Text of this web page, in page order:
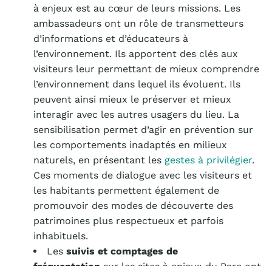
à enjeux est au cœur de leurs missions. Les
ambassadeurs ont un rôle de transmetteurs
d’informations et d’éducateurs à
l’environnement. Ils apportent des clés aux
visiteurs leur permettant de mieux comprendre
l’environnement dans lequel ils évoluent. Ils
peuvent ainsi mieux le préserver et mieux
interagir avec les autres usagers du lieu. La
sensibilisation permet d’agir en prévention sur
les comportements inadaptés en milieux
naturels, en présentant les gestes à privilégier.
Ces moments de dialogue avec les visiteurs et
les habitants permettent également de
promouvoir des modes de découverte des
patrimoines plus respectueux et parfois
inhabituels.
Les suivis et comptages de